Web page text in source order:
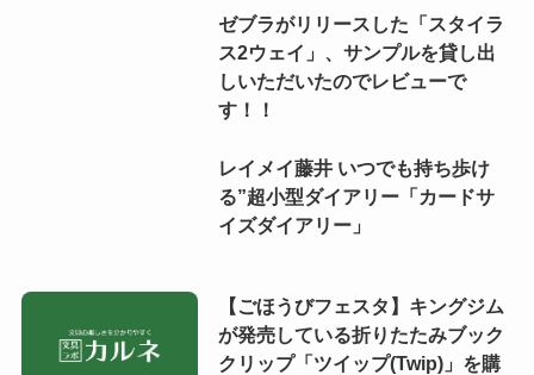
ゼブラがリリースした「スタイラ
ス2ウェイ」、サンプルを貸し出
しいただいたのでレビューで
す！！
レイメイ藤井 いつでも持ち歩け
る”超小型ダイアリー「カードサ
イズダイアリー」
【ごほうびフェスタ】キングジム
が発売している折りたたみブック
クリップ「ツイップ(Twip)」を購